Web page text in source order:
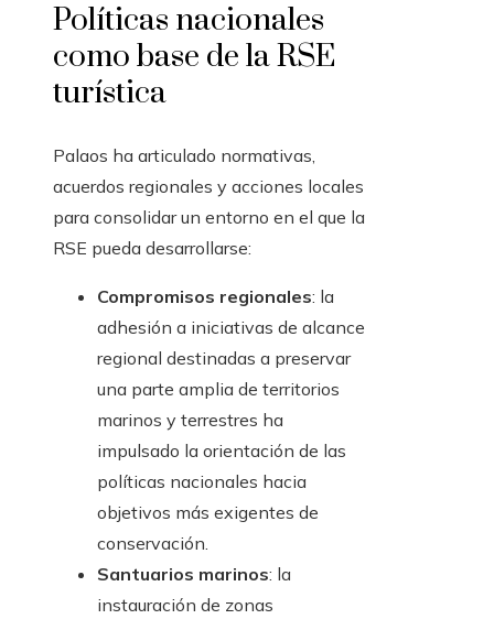
Políticas nacionales
como base de la RSE
turística
Palaos ha articulado normativas,
acuerdos regionales y acciones locales
para consolidar un entorno en el que la
RSE pueda desarrollarse:
Compromisos regionales: la
adhesión a iniciativas de alcance
regional destinadas a preservar
una parte amplia de territorios
marinos y terrestres ha
impulsado la orientación de las
políticas nacionales hacia
objetivos más exigentes de
conservación.
Santuarios marinos: la
instauración de zonas